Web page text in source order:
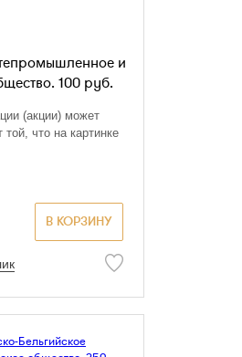
и
100 руб.
(акции) может
той, что на картинке
В КОРЗИНУ